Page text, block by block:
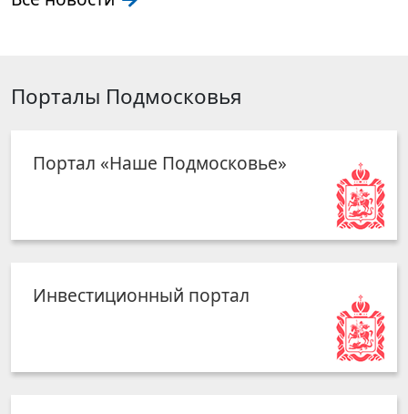
Порталы Подмосковья
Портал «Наше Подмосковье»
Инвестиционный портал